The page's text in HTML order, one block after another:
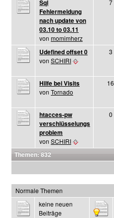
Sql
Fehlermeldung
nach update von
03.10 to 03.11
von momimherz
7
Udefined offset 0
von SCHIRI
3
Hilfe bei Visits
von Tornado
16
htacces-pw
verschlüsselungs
problem
von SCHIRI
0
Themen: 832
Normale Themen
keine neuen
Beiträge